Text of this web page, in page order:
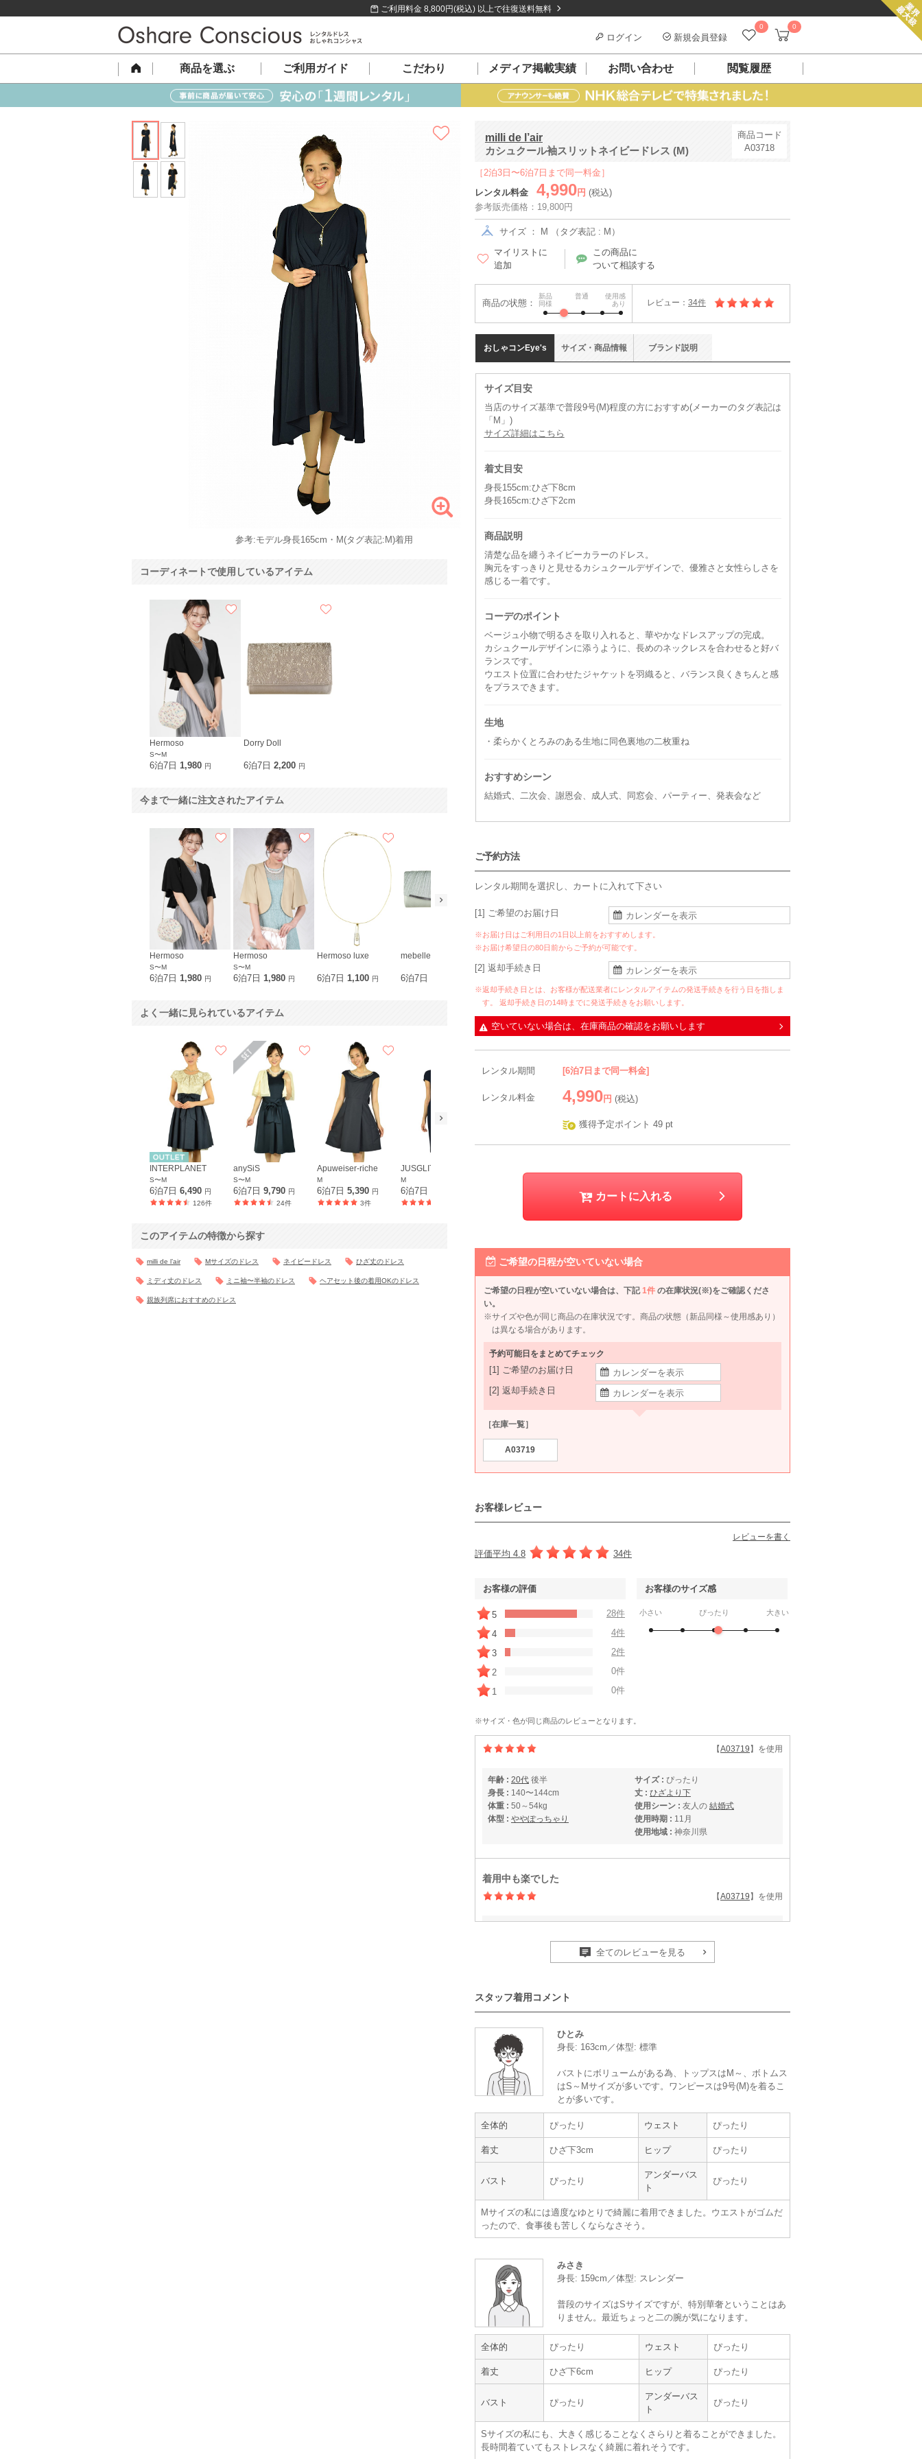
ご利用料金 8,800円(税込) 以上で往復送料無料
0 0
ログイン 新規会員登録
商品を選ぶ ご利用ガイド こだわり メディア掲載実績 お問い合わせ 閲覧履歴
milli de l’air
カシュクール袖スリットネイビードレス (M)
商品コード
A03718
［2泊3日〜6泊7日まで同一料金］
レンタル料金
4,990 円 (税込)
参考販売価格：19,800円
サイズ ： M （タグ表記 : M）
マイリストに
追加
この商品に
ついて相談する
商品の状態：
新品
同様
普通
使用感
あり
レビュー： 34件
おしゃコンEye's
サイズ目安
当店のサイズ基準で普段9号(M)程度の方におすすめ(メーカーのタグ表記は
「M」)
サイズ詳細はこちら
着丈目安
身長155cm:ひざ下8cm
身長165cm:ひざ下2cm
商品説明
清楚な品を纏うネイビーカラーのドレス。
胸元をすっきりと見せるカシュクールデザインで、優雅さと女性らしさを
感じる一着です。
コーデのポイント
ベージュ小物で明るさを取り入れると、華やかなドレスアップの完成。
カシュクールデザインに添うように、長めのネックレスを合わせると好バ
ランスです。
ウエスト位置に合わせたジャケットを羽織ると、バランス良くきちんと感
をプラスできます。
生地
・柔らかくとろみのある生地に同色裏地の二枚重ね
おすすめシーン
結婚式、二次会、謝恩会、成人式、同窓会、パーティー、発表会など
サイズ・ 商品情報 ブランド説明
ご予約方法
レンタル期間を選択し、カートに入れて下さい
[1] ご希望のお届け日
※お届け日はご利用日の1日以上前をおすすめします。
※お届け希望日の80日前からご予約が可能です。
[2] 返却手続き日
※返却手続き日とは、お客様が配送業者にレンタルアイテムの発送手続きを行う日を指しま
す。 返却手続き日の14時までに発送手続きをお願いします。
空いていない場合は、在庫商品の確認をお願いします
レンタル期間 [6泊7日まで同一料金]
レンタル料金 4,990 円 (税込)
獲得予定ポイント 49 pt
カートに入れる
ご希望の日程が空いていない場合
ご希望の日程が空いていない場合は、下記1件 の在庫状況(※)をご確認くださ
い。
※サイズや色が同じ商品の在庫状況です。商品の状態（新品同様～使用感あり）
は異なる場合があります。
予約可能日をまとめてチェック
[1] ご希望のお届け日
[2] 返却手続き日
［在庫一覧］
A03719
お客様レビュー
レビューを書く
評価平均 4.8 34件
お客様の評価
5
28件
4
4件
3
2件
2
0件
1
0件
お客様のサイズ感
小さい ぴったり 大きい
※サイズ・色が同じ商品のレビューとなります。
【A03719 】を使用
年齢 : 20代 後半
身長 : 140〜144cm
体重 : 50～54kg
体型 : ややぽっちゃり
サイズ : ぴったり
丈 : ひざより下
使用シーン : 友人の 結婚式
使用時期 : 11月
使用地域 : 神奈川県
着用中も楽でした
【A03719 】を使用
155〜159cm
丈 : ふくらはぎ
使用シーン :友人の
落ち着いた色合いで、露出が少ない品のあるものというのをポイントにして選び
着用しやすく、締め付けなども無いので着用中も楽でした。
ドレスも小物類もきれいな状態で良かったです。
物を持ちたくないので、ドレスレンタルは助かります。
小物も必要な物(足りないもの)だけオプションで追加できるので、買いに行く手
間も省けて良かったです。
metoi
華やかなドレス
年齢 : 30代前半
身長 :155〜159cm
体重 :45～49kg
体型 :標準
ひざより下
使用シーン :
使用時期 :
6月
使用地域 : 大阪府
思っていたよりも華やかでキレイに着ることが出来ました。
機会があれば次回も同じドレスを借りたいと思います。
サイトは細かく検索をかけられるので使いやすかったです。
【一緒に注文した商品】
niana trattoria
全てのレビューを見る
スタッフ着用コメント
ひとみ
身長: 163cm／体型: 標準
バストにボリュームがある為、トップスはM～、ボトムス
はS～Mサイズが多いです。ワンピースは9号(M)を着るこ
とが多いです。
全体的 ぴったり ウェスト ぴったり
着丈 ひざ下3cm ヒップ ぴったり
バスト ぴったり
アンダーバス
ト
ぴったり
Mサイズの私には適度なゆとりで綺麗に着用できました。ウエストがゴムだ
ったので、食事後も苦しくならなさそう。
みさき
身長: 159cm／体型: スレンダー
普段のサイズはSサイズですが、特別華奢ということはあ
りません。最近ちょっと二の腕が気になります。
全体的 ぴったり ウェスト ぴったり
着丈 ひざ下6cm ヒップ ぴったり
バスト ぴったり
アンダーバス
ト
ぴったり
Sサイズの私にも、大きく感じることなくさらりと着ることができました。
長時間着ていてもストレスなく綺麗に着れそうです。
参考:モデル身長165cm・M(タグ表記:M)着用
コーディネートで使用しているアイテム
Hermoso
S〜M
6泊7日 1,980 円
Dorry Doll
6泊7日2,200 円
今まで一緒に注文されたアイテム
Hermoso
S〜M
6泊7日 1,980 円
Hermoso
S〜M
6泊7日1,980 円
Hermoso luxe
6泊7日1,100 円
mebelle muse
6泊7日 2,200円 6泊7日2,200円 6泊7日1,980
よく一緒に見られているアイテム
INTERPLANET
S〜M
6泊7日 6,490 円
126件
anySiS
S〜M
6泊7日9,790 円
24件
Apuweiser-riche
M
6泊7日5,390 円
3件
JUSGLITTY
M
6泊7日 6泊7日 8,690 円
33件
6泊7日
このアイテムの特徴から探す
milli de l’air Mサイズのドレス ネイビードレス ひざ丈のドレス
ミディ丈のドレス ミニ袖〜半袖のドレス ヘアセット後の着用OKのドレス
親族列席におすすめのドレス